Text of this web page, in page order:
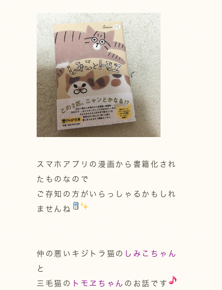
スマホアプリの漫画から書籍化され
たものなので
ご存知の方がいらっしゃるかもしれ
ませんね
仲の悪いキジトラ猫の しみこちゃん
と
三毛猫の トモヱちゃん のお話です